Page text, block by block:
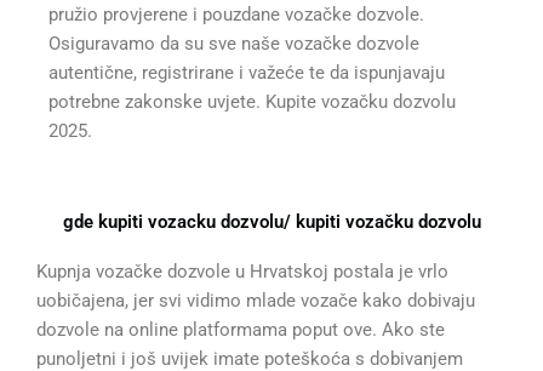
pružio provjerene i pouzdane vozačke dozvole.
Osiguravamo da su sve naše vozačke dozvole
autentične, registrirane i važeće te da ispunjavaju
potrebne zakonske uvjete. Kupite vozačku dozvolu
2025.
gde kupiti vozacku dozvolu/ kupiti vozačku dozvolu
Kupnja vozačke dozvole u Hrvatskoj postala je vrlo
uobičajena, jer svi vidimo mlade vozače kako dobivaju
dozvole na online platformama poput ove. Ako ste
punoljetni i još uvijek imate poteškoća s dobivanjem